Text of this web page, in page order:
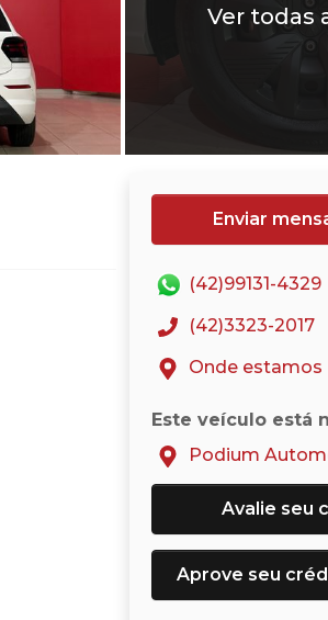
Ver todas
Enviar
(42)99131-4329
(42)3323-2017
Onde estamos
Este veículo está
Podium
Avalie seu
Aprove seu